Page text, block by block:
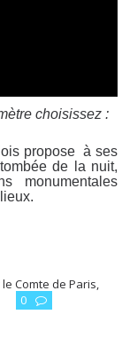
choisissez :
propose à ses
de la nuit,
monumentales
Comte de Paris,
0